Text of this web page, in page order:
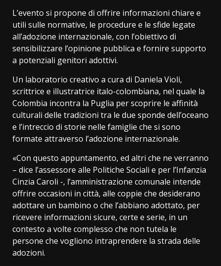
L’evento si propone di offrire informazioni chiare e
utili sulle normative, le procedure e le sfide legate
all’adozione internazionale, con l’obiettivo di
sensibilizzare l’opinione pubblica e fornire supporto
a potenziali genitori adottivi.
Un laboratorio creativo a cura di Daniela Violi,
scrittrice e illustratrice italo-colombiana, nel quale la
Colombia incontra la Puglia per scoprire le affinità
culturali delle tradizioni tra le due sponde dell’oceano
e l’intreccio di storie nelle famiglie che si sono
formate attraverso l’adozione internazionale.
«Con questo appuntamento, ed altri che ne verranno
– dice l’assessore alle Politiche Sociali e per l’Infanzia
Cinzia Caroli -, l’amministrazione comunale intende
offrire occasioni in città, alle coppie che desiderano
adottare un bambino o che l’abbiano adottato, per
ricevere informazioni sicure, certe e serie, in un
contesto a volte complesso che non tutela le
persone che vogliono intraprendere la strada delle
adozioni.